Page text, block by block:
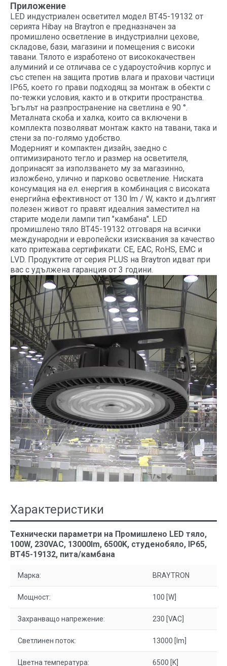
Приложение
LED индустриален осветител модел BT45-19132 от
серията Hibay на Braytron е предназначен за
промишлено осветление в индустриални цехове,
складове, бази, магазини и помещения с високи
тавани. Тялото е изработено от висококачествен
алуминий и се отличава се с удароустойчив корпус и
със степен на защита против влага и прахови частици
IP65, което го прави подходящ за монтаж в обекти с
по-тежки условия, както и в открити пространства.
Ъгълът на разпространение на светлина е 90 °.
Металната скоба и халка, които са включени в
комплекта позволяват монтаж както на тавани, така и
стени за по-голямо удобство.
Модерният и компактен дизайн, заедно с
оптимизираното тегло и размер на осветителя,
допринасят за използването му за магазинно,
изложбено, улично и парково осветление. Ниската
консумация на ел. енергия в комбинация с високата
енергийна ефективност от 130 lm / W, както и дългият
полезен живот го правят идеалния заместител на
старите модели лампи тип "камбана". LED
промишлено тяло BT45-19132 отговаря на всички
международни и европейски изисквания за качество
като притежава сертификати: CE, EAC, RoHS, EMC и
LVD. Продуктите от серия PLUS на Braytron идват при
вас с удължена гаранция от 3 години.
Характеристики
Технически параметри на Промишлено LED тяло,
100W, 230VAC, 13000lm, 6500K, студенобяло, IP65,
BT45-19132, пита/камбана
Марка: BRAYTRON
Мощност: 100 [W]
Захранващо напрежение: 230 [VAC]
Светлинен поток: 13000 [lm]
Цветна температура: 6500 [K]